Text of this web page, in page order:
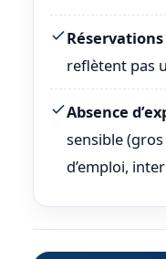
Réservations
reflètent pas
Absence
sensible
d’emploi,